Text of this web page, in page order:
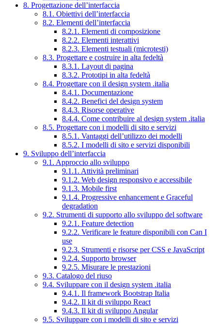
8. Progettazione dell’interfaccia
8.1. Obiettivi dell’interfaccia
8.2. Elementi dell’interfaccia
8.2.1. Elementi di composizione
8.2.2. Elementi interattivi
8.2.3. Elementi testuali (microtesti)
8.3. Progettare e costruire in alta fedeltà
8.3.1. Layout di pagina
8.3.2. Prototipi in alta fedeltà
8.4. Progettare con il design system .italia
8.4.1. Documentazione
8.4.2. Benefici del design system
8.4.3. Risorse operative
8.4.4. Come contribuire al design system .italia
8.5. Progettare con i modelli di sito e servizi
8.5.1. Vantaggi dell’utilizzo dei modelli
8.5.2. I modelli di sito e servizi disponibili
9. Sviluppo dell’interfaccia
9.1. Approccio allo sviluppo
9.1.1. Attività preliminari
9.1.2. Web design responsivo e accessibile
9.1.3. Mobile first
9.1.4. Progressive enhancement e Graceful
degradation
9.2. Strumenti di supporto allo sviluppo del software
9.2.1. Feature detection
9.2.2. Verificare le feature disponibili con Can I
use
9.2.3. Strumenti e risorse per CSS e JavaScript
9.2.4. Supporto browser
9.2.5. Misurare le prestazioni
9.3. Catalogo del riuso
9.4. Sviluppare con il design system .italia
9.4.1. Il framework Bootstrap Italia
9.4.2. Il kit di sviluppo React
9.4.3. Il kit di sviluppo Angular
9.5. Sviluppare con i modelli di sito e servizi